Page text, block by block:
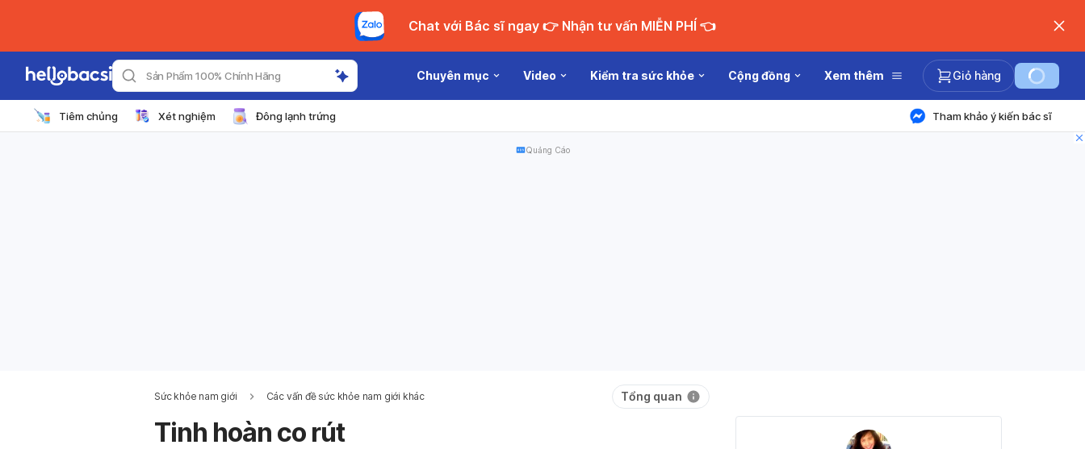
Chat với Bác sĩ ngay 👉 Nhận tư vấn MIỄN PHÍ 👈
Sản Phẩm 100% Chính Hãng Chuyên mục Video Kiểm tra sức khỏe Cộng đồng Xem thêm Giỏ hàng
Tiêm chủng Xét nghiệm Đông lạnh trứng Tham khảo ý kiến bác sĩ
Quảng Cáo
Sức khỏe nam giới Các vấn đề sức khỏe nam giới khác Tổng quan
Tinh hoàn co rút